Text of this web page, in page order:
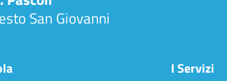
San Giovanni
I Servizi